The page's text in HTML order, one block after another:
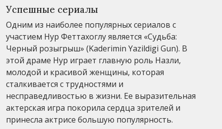
Успешные сериалы
Одним из наиболее популярных сериалов с
участием Нур Феттахоглу является «Судьба:
Черный розыгрыш» (Kaderimin Yazildigi Gun). В
этой драме Нур играет главную роль Назли,
молодой и красивой женщины, которая
сталкивается с трудностями и
несправедливостью в жизни. Ее выразительная
актерская игра покорила сердца зрителей и
принесла актрисе большую популярность.